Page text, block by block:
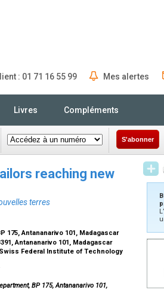
: 01 71 16 55 99 Mes alertes
Livres Compléments
S'abonner
reaching new
terres
175, Antananarivo 101, Madagascar
Antananarivo 101, Madagascar
Federal Institute of Technology
BP 175, Antananarivo 101,